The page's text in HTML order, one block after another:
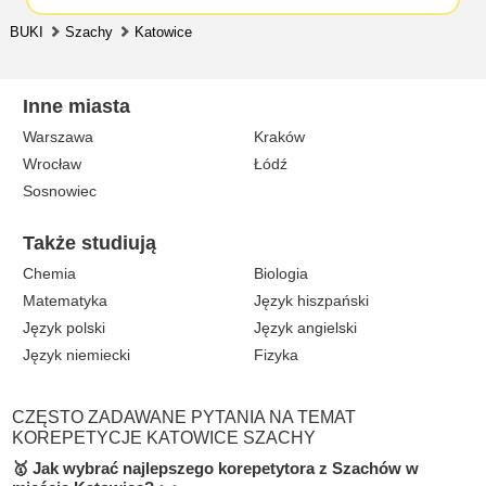
BUKI Szachy Katowice
Inne miasta
Warszawa
Kraków
Wrocław
Łódź
Sosnowiec
Także studiują
Chemia
Biologia
Matematyka
Język hiszpański
Język polski
Język angielski
Język niemiecki
Fizyka
CZĘSTO ZADAWANE PYTANIA NA TEMAT
KOREPETYCJE KATOWICE SZACHY
🥇 Jak wybrać najlepszego korepetytora z Szachów w